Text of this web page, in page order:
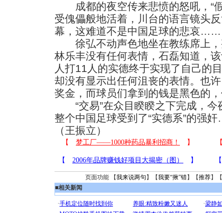
成都的夜空传来悲愤的怒吼，“假
受傀儡般地活着，川台的语言镜头
幕，这难道不是中国足球的悲哀……
徐弘不动声色地坐在教练席上，
林乐丰没有任何表情，石磊知道，
人打11人的实德终于实现了自己的
却没有显示出任何沮丧的表情。也
奖金，而球员们拿到的钱是黑色的
“交易”在众目睽睽之下完成，今
整个中国足球受到了“实德系”的强
（王振立）
页面功能 【我来说两句 】【我要“揪”错】【推荐】
■相关新闻